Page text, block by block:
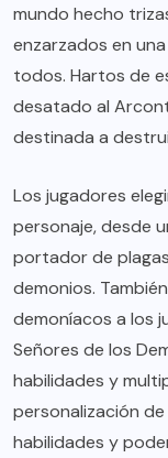
mundo hecho
enzarzados en
todos. Hartos de
desatado al
destinada a
Los jugadores
personaje, desde
portador de
demonios.
demoníacos a los
Señores de los
habilidades y
personalización
habilidades y